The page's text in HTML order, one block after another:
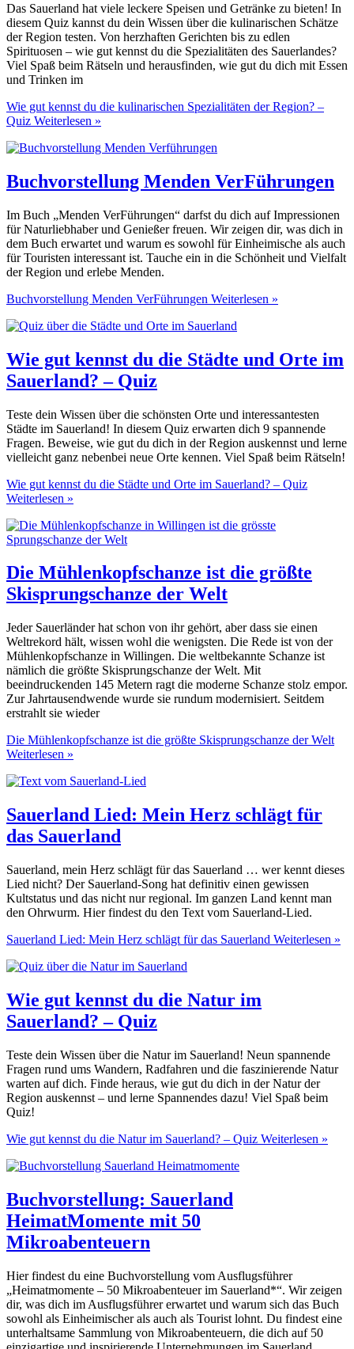
Das Sauerland hat viele leckere Speisen und Getränke zu bieten! In
diesem Quiz kannst du dein Wissen über die kulinarischen Schätze
der Region testen. Von herzhaften Gerichten bis zu edlen
Spirituosen – wie gut kennst du die Spezialitäten des Sauerlandes?
Viel Spaß beim Rätseln und herausfinden, wie gut du dich mit Essen
und Trinken im
Wie gut kennst du die kulinarischen Spezialitäten der Region? –
Quiz Weiterlesen »
Buchvorstellung Menden VerFührungen
Im Buch „Menden VerFührungen“ darfst du dich auf Impressionen
für Naturliebhaber und Genießer freuen. Wir zeigen dir, was dich in
dem Buch erwartet und warum es sowohl für Einheimische als auch
für Touristen interessant ist. Tauche ein in die Schönheit und Vielfalt
der Region und erlebe Menden.
Buchvorstellung Menden VerFührungen Weiterlesen »
Wie gut kennst du die Städte und Orte im
Sauerland? – Quiz
Teste dein Wissen über die schönsten Orte und interessantesten
Städte im Sauerland! In diesem Quiz erwarten dich 9 spannende
Fragen. Beweise, wie gut du dich in der Region auskennst und lerne
vielleicht ganz nebenbei neue Orte kennen. Viel Spaß beim Rätseln!
Wie gut kennst du die Städte und Orte im Sauerland? – Quiz
Weiterlesen »
Die Mühlenkopfschanze ist die größte
Skisprungschanze der Welt
Jeder Sauerländer hat schon von ihr gehört, aber dass sie einen
Weltrekord hält, wissen wohl die wenigsten. Die Rede ist von der
Mühlenkopfschanze in Willingen. Die weltbekannte Schanze ist
nämlich die größte Skisprungschanze der Welt. Mit
beeindruckenden 145 Metern ragt die moderne Schanze stolz empor.
Zur Jahrtausendwende wurde sie rundum modernisiert. Seitdem
erstrahlt sie wieder
Die Mühlenkopfschanze ist die größte Skisprungschanze der Welt
Weiterlesen »
Sauerland Lied: Mein Herz schlägt für
das Sauerland
Sauerland, mein Herz schlägt für das Sauerland … wer kennt dieses
Lied nicht? Der Sauerland-Song hat definitiv einen gewissen
Kultstatus und das nicht nur regional. Im ganzen Land kennt man
den Ohrwurm. Hier findest du den Text vom Sauerland-Lied.
Sauerland Lied: Mein Herz schlägt für das Sauerland Weiterlesen »
Wie gut kennst du die Natur im
Sauerland? – Quiz
Teste dein Wissen über die Natur im Sauerland! Neun spannende
Fragen rund ums Wandern, Radfahren und die faszinierende Natur
warten auf dich. Finde heraus, wie gut du dich in der Natur der
Region auskennst – und lerne Spannendes dazu! Viel Spaß beim
Quiz!
Wie gut kennst du die Natur im Sauerland? – Quiz Weiterlesen »
Buchvorstellung: Sauerland
HeimatMomente mit 50
Mikroabenteuern
Hier findest du eine Buchvorstellung vom Ausflugsführer
„Heimatmomente – 50 Mikroabenteuer im Sauerland*“. Wir zeigen
dir, was dich im Ausflugsführer erwartet und warum sich das Buch
sowohl als Einheimischer als auch als Tourist lohnt. Du findest eine
unterhaltsame Sammlung von Mikroabenteuern, die dich auf 50